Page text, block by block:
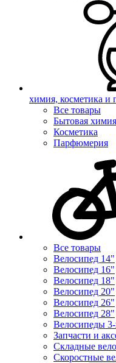
химия, косметика и
Все товары
Бытовая химия
Косметика
Парфюмерия
Все товары
Велосипед 14"
Велосипед 16"
Велосипед 18"
Велосипед 20"
Велосипед 26"
Велосипед 28"
Велосипеды
Запчасти и
Складные
Скоростные